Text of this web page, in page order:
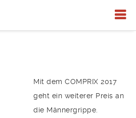
Mit dem COMPRIX 2017
geht ein weiterer Preis an
die Männergrippe.